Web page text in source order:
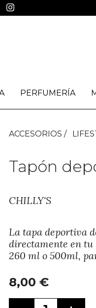
PERFUMERÍA
ACCESORIOS
Tapón
CHILLY'S
La tapa deportiva
directamente en
260 ml o 500ml,
8,00 €